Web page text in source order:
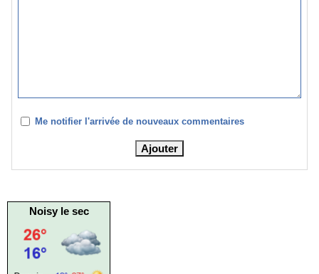
Me notifier l'arrivée de nouveaux commentaires
Noisy le sec